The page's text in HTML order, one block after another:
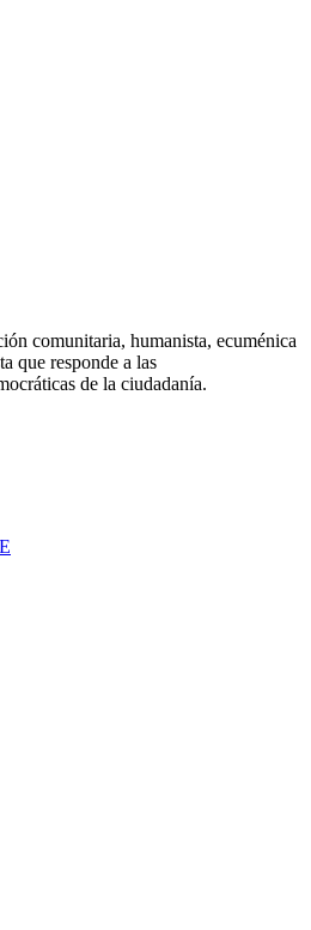
comunitaria, humanista, ecuménica
que responde a las
de la ciudadanía.